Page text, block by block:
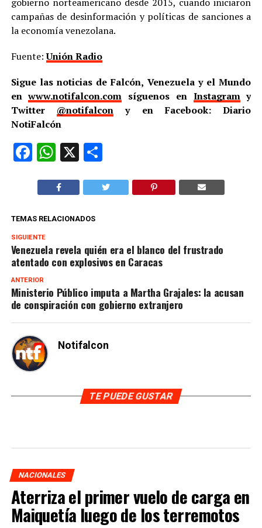
campañas de desinformación y políticas de sanciones a
la economía venezolana.
Fuente:Unión Radio
Sigue las noticias de Falcón, Venezuela y el Mundo
enwww.notifalcon.com síguenos en Instagramy
Twitter @notifalcon y en Facebook: Diario
NotiFalcón
Facebook
WhatsApp
X Compartir
TEMAS RELACIONADOS
SIGUIENTE
Venezuela revela quién era el blanco del frustrado
atentado con explosivos en Caracas
ANTERIOR
Ministerio Público imputa a Martha Grajales: la acusan
de conspiración con gobierno extranjero
Notifalcon
TE PUEDE GUSTAR
NACIONALES
Aterriza el primer vuelo de carga en
Maiquetía luego de los terremotos